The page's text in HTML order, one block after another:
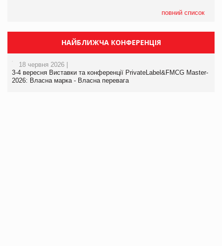
повний список
НАЙБЛИЖЧА КОНФЕРЕНЦІЯ
18 червня 2026 |
3-4 вересня Виставки та конференції PrivateLabel&FMCG Master-
2026: Власна марка - Власна перевага